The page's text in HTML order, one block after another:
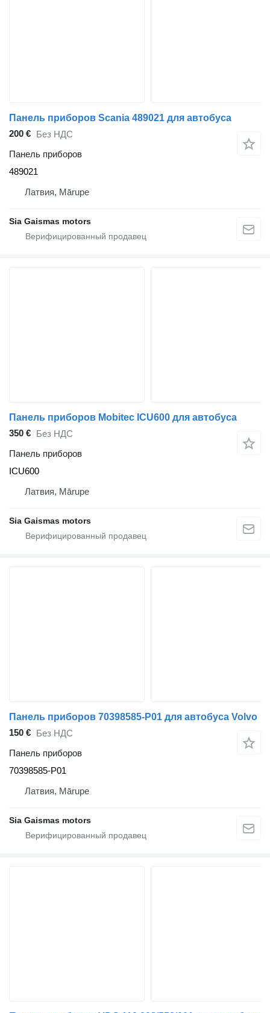
Панель приборов Scania 489021 для автобуса
200 € Без НДС
Панель приборов
489021
Латвия, Mārupe
Sia Gaismas motors
Панель приборов Mobitec ICU600 для автобуса
350 € Без НДС
Панель приборов
ICU600
Латвия, Mārupe
Sia Gaismas motors
Панель приборов 70398585-P01 для автобуса Volvo
150 € Без НДС
Панель приборов
70398585-P01
Латвия, Mārupe
Sia Gaismas motors